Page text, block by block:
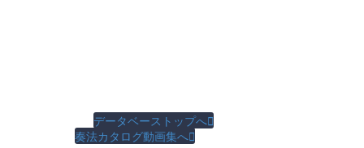
データベーストップへ
奏法カタログ動画集へ